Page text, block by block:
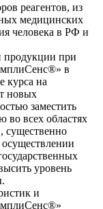
реагентов, из
медицинских
человека в РФ и
продукции при
в
курса на
новых
заместить
всех областях
существенно
уровень
и